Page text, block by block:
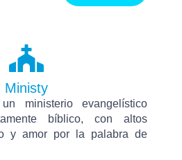
Ministy
ministerio evangelístico
bíblico, con altos
y amor por la palabra de